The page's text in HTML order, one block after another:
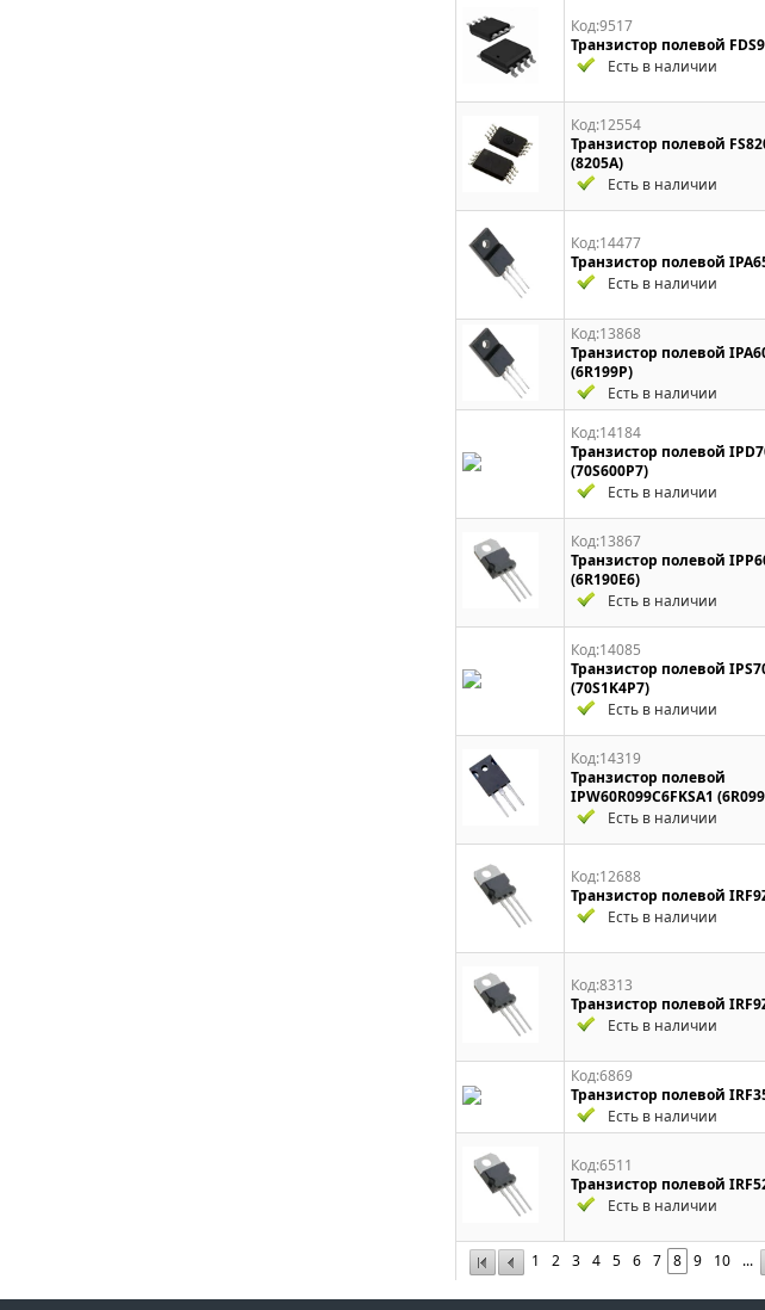
1 2 3 4 5 6 7 8 9 10 ...
Код:9517
Транзистор полевой
Есть в наличии
Код:12554
Транзистор полевой
(8205A)
Есть в наличии
Код:14477
Транзистор полевой
Есть в наличии
Код:13868
Транзистор полевой
(6R199P)
Есть в наличии
Код:14184
Транзистор полевой
(70S600P7)
Есть в наличии
Код:13867
Транзистор полевой
(6R190E6)
Есть в наличии
Код:14085
Транзистор полевой
(70S1K4P7)
Есть в наличии
Код:14319
Транзистор полевой
IPW60R099C6FKSA1
Есть в наличии
Код:12688
Транзистор полевой
Есть в наличии
Код:8313
Транзистор полевой
Есть в наличии
Код:6869
Транзистор полевой
Есть в наличии
Код:6511
Транзистор полевой
Есть в наличии